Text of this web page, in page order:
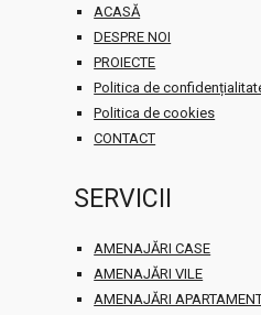
ACASĂ
DESPRE NOI
PROIECTE
Politica de
Politica de cookies
CONTACT
SERVICII
AMENAJĂRI CASE
AMENAJĂRI VILE
AMENAJĂRI